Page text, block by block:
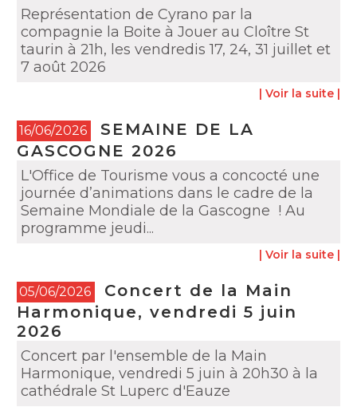
Représentation de Cyrano par la
compagnie la Boite à Jouer au Cloître St
taurin à 21h, les vendredis 17, 24, 31 juillet et
7 août 2026
| Voir la suite |
16/06/2026
SEMAINE DE LA
GASCOGNE 2026
L'Office de Tourisme vous a concocté une
journée d’animations dans le cadre de la
Semaine Mondiale de la Gascogne ! Au
programme jeudi...
| Voir la suite |
05/06/2026
Concert de la Main
Harmonique, vendredi 5 juin
2026
Concert par l'ensemble de la Main
Harmonique, vendredi 5 juin à 20h30 à la
cathédrale St Luperc d'Eauze